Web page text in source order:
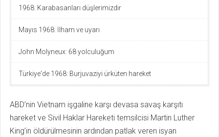
1968: Karabasanları düşlerimizdir
Mayıs 1968: İlham ve uyarı
John Molyneux: 68 yolculuğum
Türkiye'de 1968: Burjuvaziyi ürküten hareket
ABD’nin Vietnam işgaline karşı devasa savaş karşıtı
hareket ve Sivil Haklar Hareketi temsilcisi Martin Luther
King’in öldürülmesinin ardından patlak veren isyan